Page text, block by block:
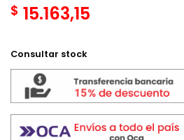
$ 15.163,15
Consultar stock